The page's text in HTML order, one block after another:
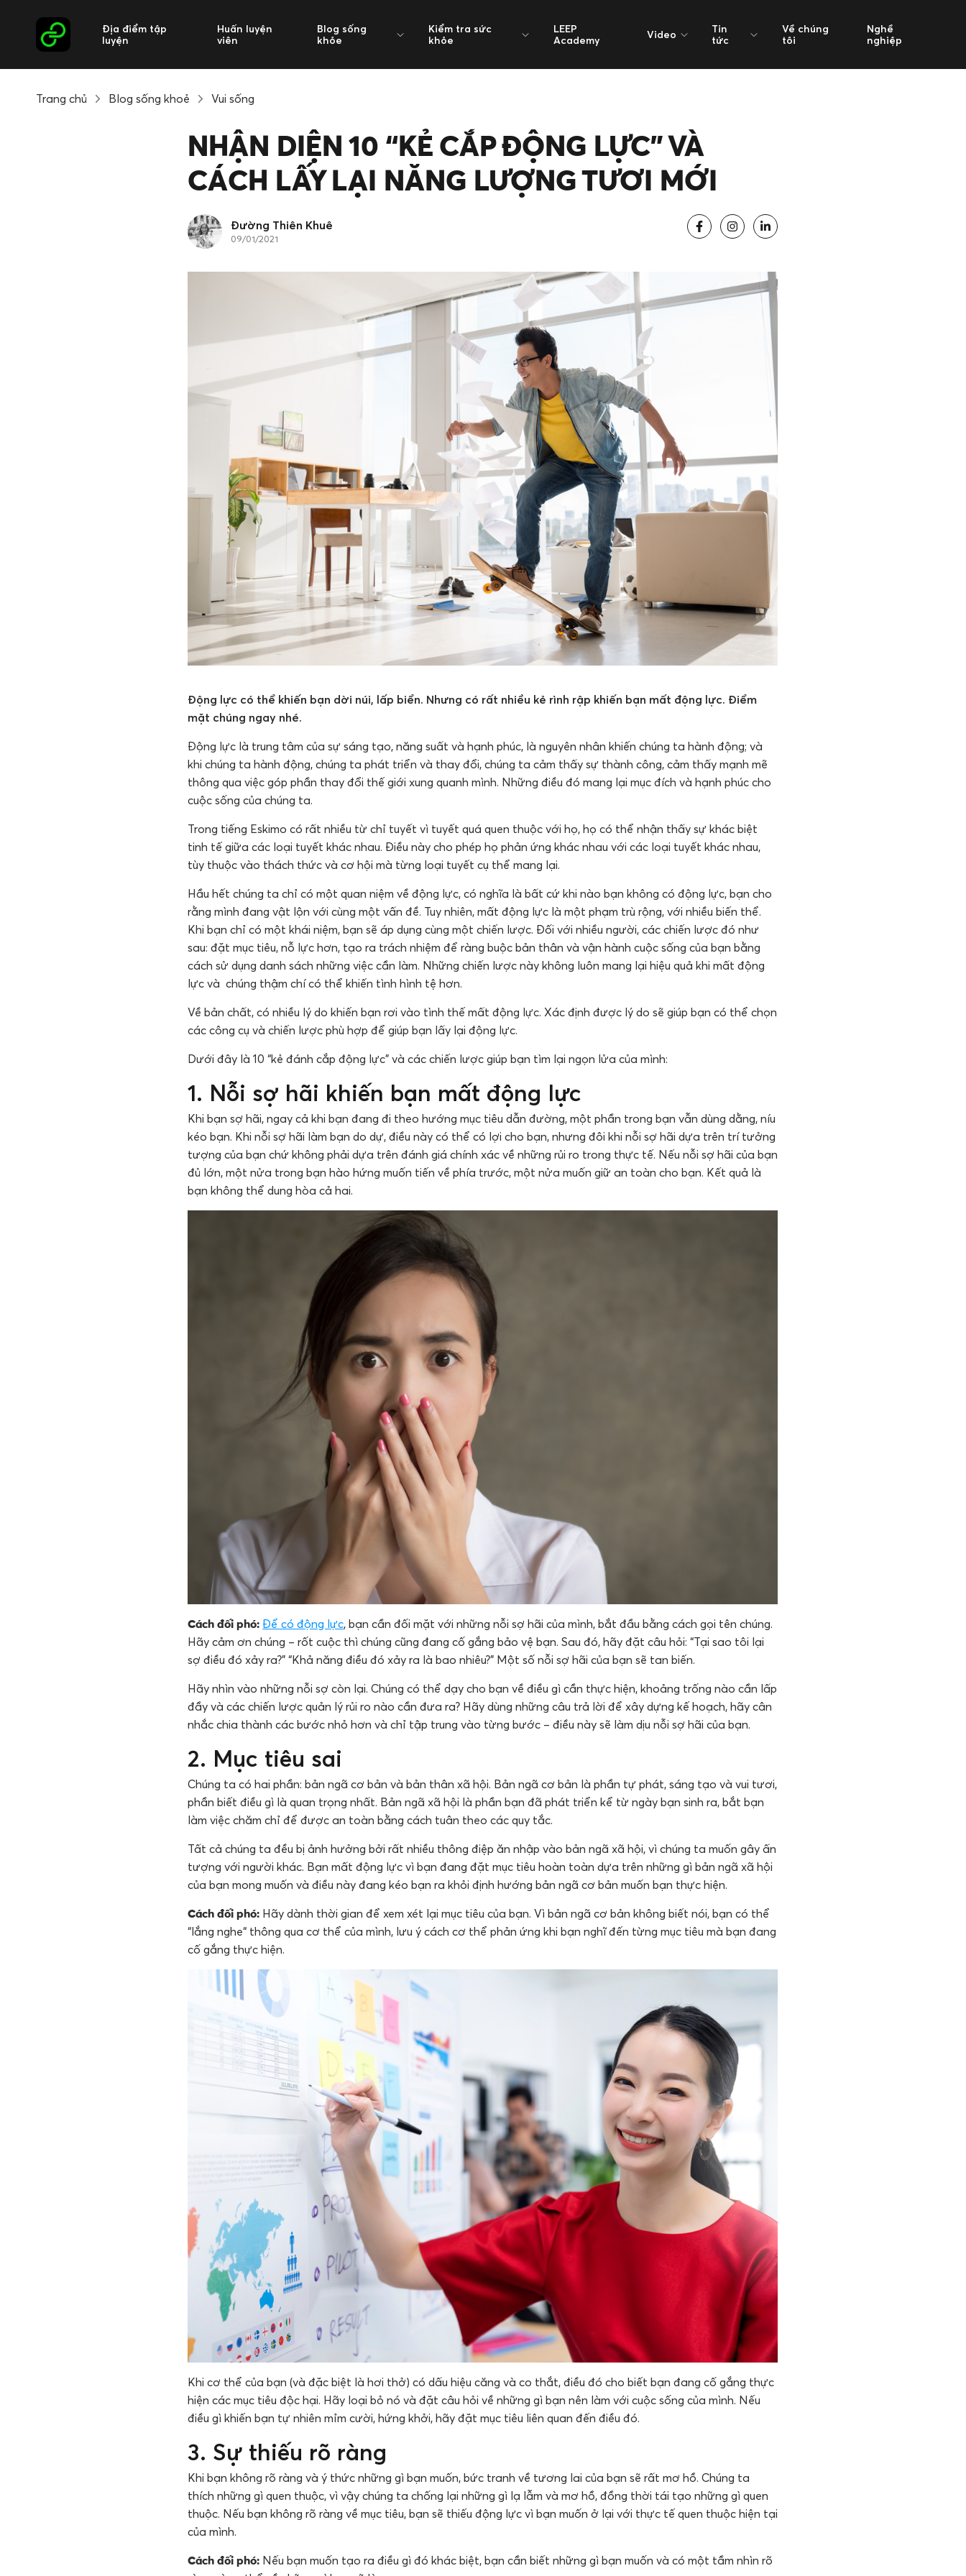
Địa điểm tập
luyện
Huấn luyện
viên
Blog sống
khỏe
Kiểm tra sức
khỏe
LEEP
Academy
Video
Tin
tức
Về chúng
tôi
Nghề
nghiệp
Trang chủ Blog sống khoẻ Vui sống
NHẬN DIỆN 10 “KẺ CẮP ĐỘNG LỰC” VÀ
CÁCH LẤY LẠI NĂNG LƯỢNG TƯƠI MỚI
Đường Thiên Khuê
09/01/2021
Động lực có thể khiến bạn dời núi, lấp biển. Nhưng có rất nhiều kẻ rình rập khiến bạn mất động lực. Điểm
mặt chúng ngay nhé.
Động lực là trung tâm của sự sáng tạo, năng suất và hạnh phúc, là nguyên nhân khiến chúng ta hành động; và
khi chúng ta hành động, chúng ta phát triển và thay đổi, chúng ta cảm thấy sự thành công, cảm thấy mạnh mẽ
thông qua việc góp phần thay đổi thế giới xung quanh mình. Những điều đó mang lại mục đích và hạnh phúc cho
cuộc sống của chúng ta.
Trong tiếng Eskimo có rất nhiều từ chỉ tuyết vì tuyết quá quen thuộc với họ, họ có thể nhận thấy sự khác biệt
tinh tế giữa các loại tuyết khác nhau. Điều này cho phép họ phản ứng khác nhau với các loại tuyết khác nhau,
tùy thuộc vào thách thức và cơ hội mà từng loại tuyết cụ thể mang lại.
Hầu hết chúng ta chỉ có một quan niệm về động lực, có nghĩa là bất cứ khi nào bạn không có động lực, bạn cho
rằng mình đang vật lộn với cùng một vấn đề. Tuy nhiên, mất động lực là một phạm trù rộng, với nhiều biến thể.
Khi bạn chỉ có một khái niệm, bạn sẽ áp dụng cùng một chiến lược. Đối với nhiều người, các chiến lược đó như
sau: đặt mục tiêu, nỗ lực hơn, tạo ra trách nhiệm để ràng buộc bản thân và vận hành cuộc sống của bạn bằng
cách sử dụng danh sách những việc cần làm. Những chiến lược này không luôn mang lại hiệu quả khi mất động
lực và chúng thậm chí có thể khiến tình hình tệ hơn.
Về bản chất, có nhiều lý do khiến bạn rơi vào tình thế mất động lực. Xác định được lý do sẽ giúp bạn có thể chọn
các công cụ và chiến lược phù hợp để giúp bạn lấy lại động lực.
Dưới đây là 10 “kẻ đánh cắp động lực” và các chiến lược giúp bạn tìm lại ngọn lửa của mình:
1. Nỗi sợ hãi khiến bạn mất động lực
Khi bạn sợ hãi, ngay cả khi bạn đang đi theo hướng mục tiêu dẫn đường, một phần trong bạn vẫn dùng dằng, níu
kéo bạn. Khi nỗi sợ hãi làm bạn do dự, điều này có thể có lợi cho bạn, nhưng đôi khi nỗi sợ hãi dựa trên trí tưởng
tượng của bạn chứ không phải dựa trên đánh giá chính xác về những rủi ro trong thực tế. Nếu nỗi sợ hãi của bạn
đủ lớn, một nửa trong bạn hào hứng muốn tiến về phía trước, một nửa muốn giữ an toàn cho bạn. Kết quả là
bạn không thể dung hòa cả hai.
Cách đối phó: Để có động lực, bạn cần đối mặt với những nỗi sợ hãi của mình, bắt đầu bằng cách gọi tên chúng.
Hãy cảm ơn chúng – rốt cuộc thì chúng cũng đang cố gắng bảo vệ bạn. Sau đó, hãy đặt câu hỏi: “Tại sao tôi lại
sợ điều đó xảy ra?” “Khả năng điều đó xảy ra là bao nhiêu?” Một số nỗi sợ hãi của bạn sẽ tan biến.
Hãy nhìn vào những nỗi sợ còn lại. Chúng có thể dạy cho bạn về điều gì cần thực hiện, khoảng trống nào cần lấp
đầy và các chiến lược quản lý rủi ro nào cần đưa ra? Hãy dùng những câu trả lời để xây dựng kế hoạch, hãy cân
nhắc chia thành các bước nhỏ hơn và chỉ tập trung vào từng bước – điều này sẽ làm dịu nỗi sợ hãi của bạn.
2. Mục tiêu sai
Chúng ta có hai phần: bản ngã cơ bản và bản thân xã hội. Bản ngã cơ bản là phần tự phát, sáng tạo và vui tươi,
phần biết điều gì là quan trọng nhất. Bản ngã xã hội là phần bạn đã phát triển kể từ ngày bạn sinh ra, bắt bạn
làm việc chăm chỉ để được an toàn bằng cách tuân theo các quy tắc.
Tất cả chúng ta đều bị ảnh hưởng bởi rất nhiều thông điệp ăn nhập vào bản ngã xã hội, vì chúng ta muốn gây ấn
tượng với người khác. Bạn mất động lực vì bạn đang đặt mục tiêu hoàn toàn dựa trên những gì bản ngã xã hội
của bạn mong muốn và điều này đang kéo bạn ra khỏi định hướng bản ngã cơ bản muốn bạn thực hiện.
Cách đối phó: Hãy dành thời gian để xem xét lại mục tiêu của bạn. Vì bản ngã cơ bản không biết nói, bạn có thể
“lắng nghe“ thông qua cơ thể của mình, lưu ý cách cơ thể phản ứng khi bạn nghĩ đến từng mục tiêu mà bạn đang
cố gắng thực hiện.
Khi cơ thể của bạn (và đặc biệt là hơi thở) có dấu hiệu căng và co thắt, điều đó cho biết bạn đang cố gắng thực
hiện các mục tiêu độc hại. Hãy loại bỏ nó và đặt câu hỏi về những gì bạn nên làm với cuộc sống của mình. Nếu
điều gì khiến bạn tự nhiên mỉm cười, hứng khởi, hãy đặt mục tiêu liên quan đến điều đó.
3. Sự thiếu rõ ràng
Khi bạn không rõ ràng và ý thức những gì bạn muốn, bức tranh về tương lai của bạn sẽ rất mơ hồ. Chúng ta
thích những gì quen thuộc, vì vậy chúng ta chống lại những gì lạ lẫm và mơ hồ, đồng thời tái tạo những gì quen
thuộc. Nếu bạn không rõ ràng về mục tiêu, bạn sẽ thiếu động lực vì bạn muốn ở lại với thực tế quen thuộc hiện tại
của mình.
Cách đối phó: Nếu bạn muốn tạo ra điều gì đó khác biệt, bạn cần biết những gì bạn muốn và có một tầm nhìn rõ